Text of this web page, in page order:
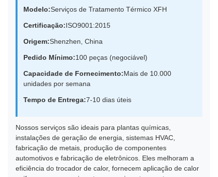
Modelo:Serviços de Tratamento Térmico XFH
Certificação:ISO9001:2015
Origem:Shenzhen, China
Pedido Mínimo:100 peças (negociável)
Capacidade de Fornecimento:Mais de 10.000
unidades por semana
Tempo de Entrega:7-10 dias úteis
Nossos serviços são ideais para plantas químicas,
instalações de geração de energia, sistemas HVAC,
fabricação de metais, produção de componentes
automotivos e fabricação de eletrônicos. Eles melhoram a
eficiência do trocador de calor, fornecem aplicação de calor